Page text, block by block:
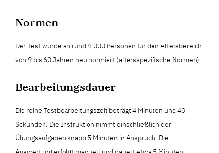
Normen
Der Test wurde an rund 4.000 Personen für den Altersbereich
von 9 bis 60 Jahren neu normiert (altersspezifische Normen).
Bearbeitungsdauer
Die reine Testbearbeitungszeit beträgt 4 Minuten und 40
Sekunden. Die Instruktion nimmt einschließlich der
Übungsaufgaben knapp 5 Minuten in Anspruch. Die